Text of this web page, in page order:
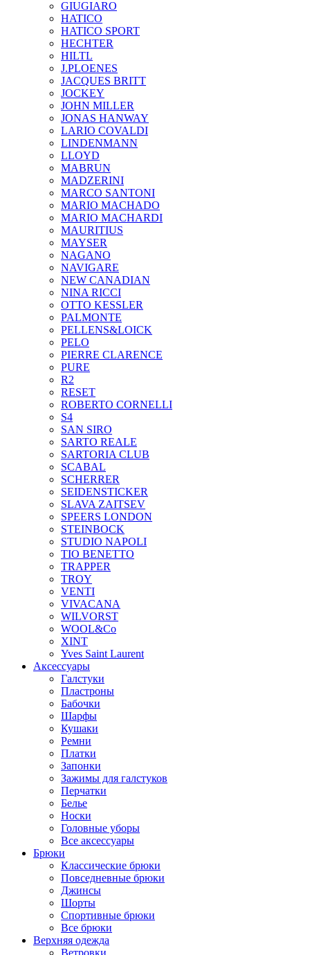
GIUGIARO
HATICO
HATICO SPORT
HECHTER
HILTL
J.PLOENES
JAСQUES BRITT
JOCKEY
JOHN MILLER
JONAS HANWAY
LARIO COVALDI
LINDENMANN
LLOYD
MABRUN
MADZERINI
MARCO SANTONI
MARIO MACHADO
MARIO MACHARDI
MAURITIUS
MAYSER
NAGANO
NAVIGARE
NEW CANADIAN
NINA RICCI
OTTO KESSLER
PALMONTE
PELLENS&LOICK
PELO
PIERRE CLARENCE
PURE
R2
RESET
ROBERTO CORNELLI
S4
SAN SIRO
SARTO REALE
SARTORIA CLUB
SCABAL
SCHERRER
SEIDENSTICKER
SLAVA ZAITSEV
SPEERS LONDON
STEINBOCK
STUDIO NAPOLI
TIO BENETTO
TRAPPER
TROY
VENTI
VIVACANA
WILVORST
WOOL&Co
XINT
Yves Saint Laurent
Аксессуары
Галстуки
Пластроны
Бабочки
Шарфы
Кушаки
Ремни
Платки
Запонки
Зажимы для галстуков
Перчатки
Белье
Носки
Головные уборы
Все аксессуары
Брюки
Классические брюки
Повседневные брюки
Джинсы
Шорты
Спортивные брюки
Все брюки
Верхняя одежда
Ветровки